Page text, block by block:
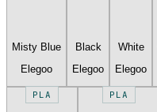
Misty Blue
Elegoo
Black
Elegoo
White
Elegoo
PLA PLA